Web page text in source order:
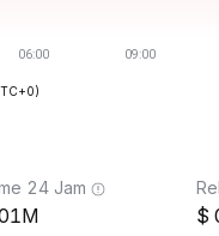
24 Jam